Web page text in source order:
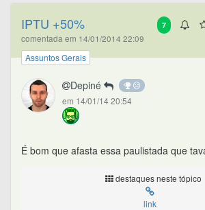
7
IPTU +50%
comentada em 14/01/2014 22:09
Assuntos Gerais
Depiné
em 14/01/14 20:54
É bom que afasta essa paulistada que
destaques neste tópico
link